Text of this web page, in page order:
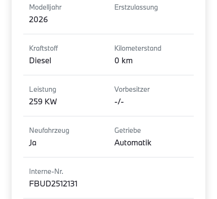
Modelljahr
2026
Erstzulassung
Kraftstoff
Diesel
Kilometerstand
0 km
Leistung
259 KW
Vorbesitzer
-/-
Neufahrzeug
Ja
Getriebe
Automatik
Interne-Nr.
FBUD2512131